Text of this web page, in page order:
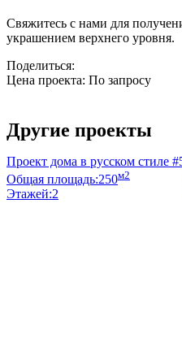
Свяжитесь с нами для
украшением верхнего уровня.
Поделиться:
Цена проекта: По запросу
Другие проекты
Проект дома в русском стиле
Общая площадь:250м2
Этажей:2